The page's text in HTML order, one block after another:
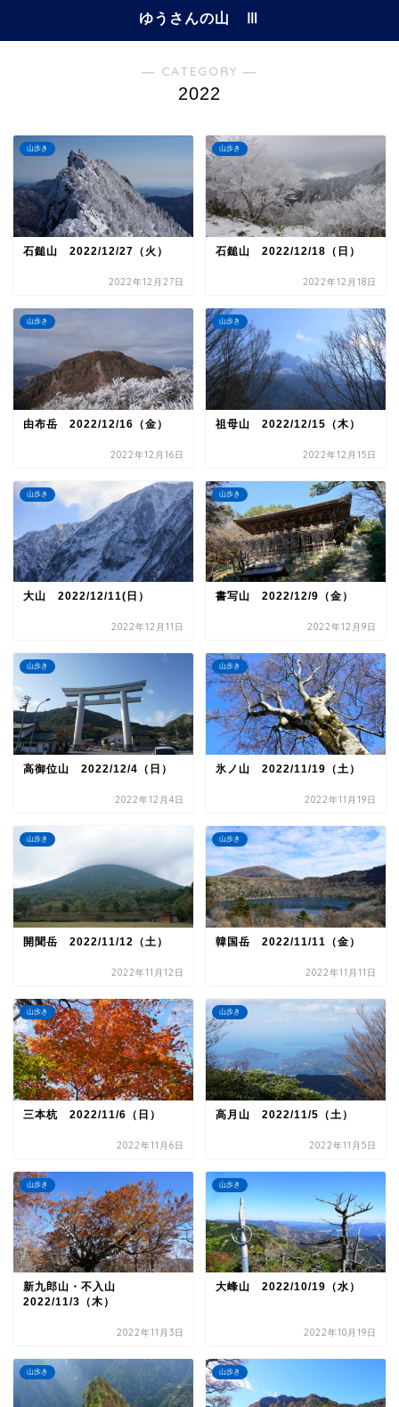
ゆうさんの山 Ⅲ
― CATEGORY ―
2022
山歩き
石鎚山 2022/12/27（火）
2022年12月27日
山歩き
石鎚山 2022/12/18（日）
2022年12月18日
山歩き
由布岳 2022/12/16（金）
2022年12月16日
山歩き
祖母山 2022/12/15（木）
2022年12月15日
山歩き
大山 2022/12/11(日）
2022年12月11日
山歩き
書写山 2022/12/9（金）
2022年12月9日
山歩き
高御位山 2022/12/4（日）
2022年12月4日
山歩き
氷ノ山 2022/11/19（土）
2022年11月19日
山歩き
開聞岳 2022/11/12（土）
2022年11月12日
山歩き
韓国岳 2022/11/11（金）
2022年11月11日
山歩き
三本杭 2022/11/6（日）
2022年11月6日
山歩き
高月山 2022/11/5（土）
2022年11月5日
山歩き
新九郎山・不入山
2022/11/3（木）
2022年11月3日
山歩き
大峰山 2022/10/19（水）
2022年10月19日
山歩き 山歩き